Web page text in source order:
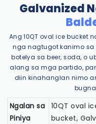
Galvanized
Ang 10QT oval ice
nga nagtugot kanimo
botelya sa beer, soda, o
alang sa mga partido,
diin kinahanglan nimo
Ngalan sa
Piniya
10QT oval
bucket,